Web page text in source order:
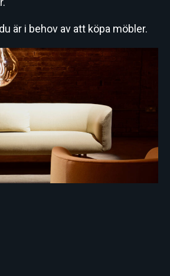
är i behov av att köpa möbler.